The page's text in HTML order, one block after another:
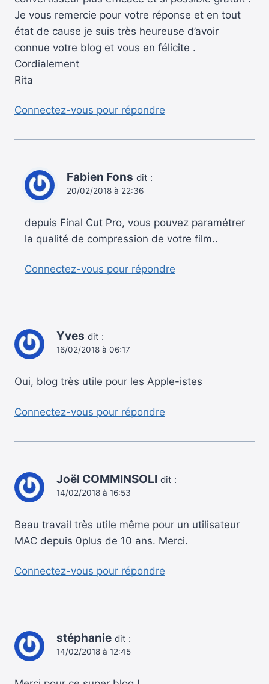
Je vous remercie pour votre réponse et en tout
état de cause je suis très heureuse d’avoir
connue votre blog et vous en félicite .
Cordialement
Rita
Connectez-vous pour répondre
Fabien Fons dit :
20/02/2018 à 22:36
depuis Final Cut Pro, vous pouvez paramétrer
la qualité de compression de votre film..
Connectez-vous pour répondre
Yves dit :
16/02/2018 à 06:17
Oui, blog très utile pour les Apple-istes
Connectez-vous pour répondre
Joël COMMINSOLI dit :
14/02/2018 à 16:53
Beau travail très utile même pour un utilisateur
MAC depuis 0plus de 10 ans. Merci.
Connectez-vous pour répondre
stéphanie dit :
14/02/2018 à 12:45